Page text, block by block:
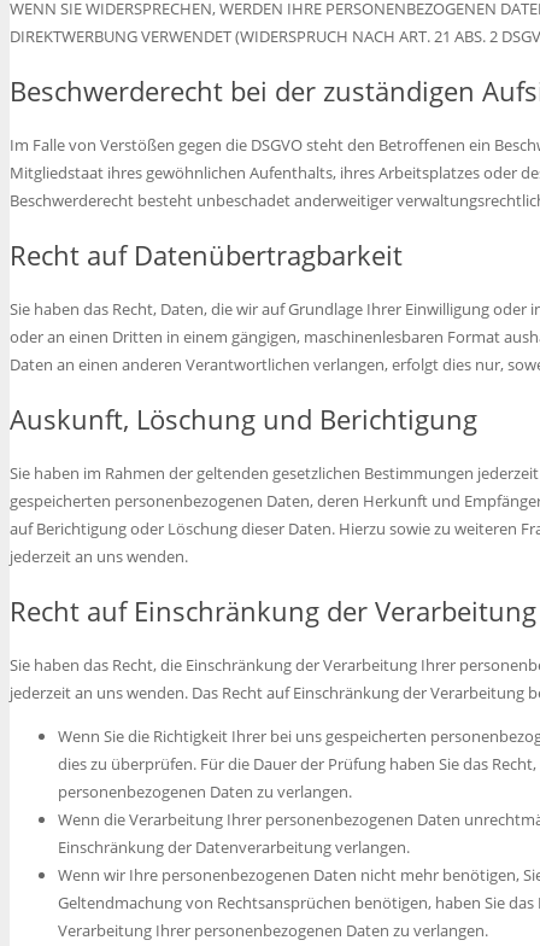
WENN SIE WIDERSPRECHEN, WERDEN IHRE PERSONENBEZOGENEN
DIREKTWERBUNG VERWENDET (WIDERSPRUCH NACH ART. 21 ABS. 2
Beschwerde­recht bei der zuständigen
Im Falle von Verstößen gegen die DSGVO steht den Betroffenen ein
Mitgliedstaat ihres gewöhnlichen Aufenthalts, ihres Arbeitsplatzes oder
Beschwerderecht besteht unbeschadet anderweitiger
Recht auf Daten­übertrag­barkeit
Sie haben das Recht, Daten, die wir auf Grundlage Ihrer Einwilligung
oder an einen Dritten in einem gängigen, maschinenlesbaren Format
Daten an einen anderen Verantwortlichen verlangen, erfolgt dies nur,
Auskunft, Löschung und Berichtigung
Sie haben im Rahmen der geltenden gesetzlichen Bestimmungen
gespeicherten personenbezogenen Daten, deren Herkunft und
auf Berichtigung oder Löschung dieser Daten. Hierzu sowie zu weiteren
jederzeit an uns wenden.
Recht auf Einschränkung der Verarbeitung
Sie haben das Recht, die Einschränkung der Verarbeitung Ihrer
jederzeit an uns wenden. Das Recht auf Einschränkung der Verarbeitung
Wenn Sie die Richtigkeit Ihrer bei uns gespeicherten
dies zu überprüfen. Für die Dauer der Prüfung haben Sie das
personenbezogenen Daten zu verlangen.
Wenn die Verarbeitung Ihrer personenbezogenen Daten
Einschränkung der Datenverarbeitung verlangen.
Wenn wir Ihre personenbezogenen Daten nicht mehr benötigen,
Geltendmachung von Rechtsansprüchen benötigen, haben Sie
Verarbeitung Ihrer personenbezogenen Daten zu verlangen.